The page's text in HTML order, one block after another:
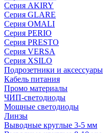
Серия AKIRY
Серия GLARE
Серия OMALI
Серия PERIO
Серия PRESTO
Серия VERSA
Серия XSILO
Подрозетники и аксессуары
Кабель питания
Промо материалы
ЧИП-светодиоды
Мощные светодиоды
Линзы
Выводные круглые 3-5 мм